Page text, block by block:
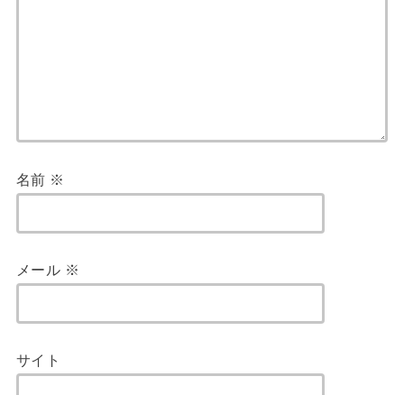
名前 ※
メール ※
サイト